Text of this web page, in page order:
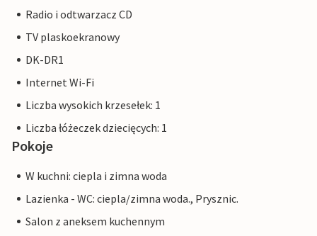
Radio i odtwarzacz CD
TV plaskoekranowy
DK-DR1
Internet Wi-Fi
Liczba wysokich krzesełek: 1
Liczba łóżeczek dziecięcych: 1
Pokoje
W kuchni: ciepla i zimna woda
Lazienka - WC: ciepla/zimna woda., Prysznic.
Salon z aneksem kuchennym